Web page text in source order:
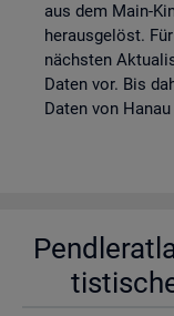
aus dem Main-
herausgelöst.
nächsten
Daten vor. Bis
Daten von